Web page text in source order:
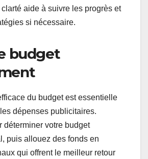
clarté aide à suivre les progrès et
si nécessaire.
budget
du budget est essentielle
dépenses publicitaires.
déterminer votre budget
puis allouez des fonds en
qui offrent le meilleur retour